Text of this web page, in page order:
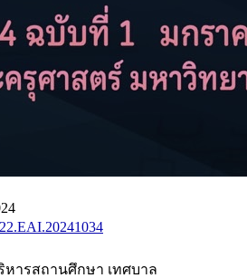
หารสถานศึกษา เทศบาล